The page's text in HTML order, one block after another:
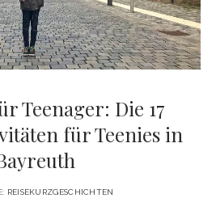
& MEDIEN
MEDIADATEN
facebook
pinterestyoutubeinstagram
Teenager: Die 17
für Teenies in
REISEKURZGESCHICHTEN